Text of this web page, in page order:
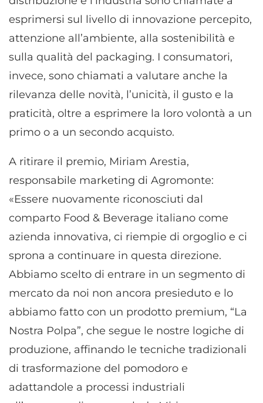
esprimersi sul livello di innovazione percepito,
attenzione all’ambiente, alla sostenibilità e
sulla qualità del packaging. I consumatori,
invece, sono chiamati a valutare anche la
rilevanza delle novità, l’unicità, il gusto e la
praticità, oltre a esprimere la loro volontà a un
primo o a un secondo acquisto.
A ritirare il premio, Miriam Arestia,
responsabile marketing di Agromonte:
«Essere nuovamente riconosciuti dal
comparto Food & Beverage italiano come
azienda innovativa, ci riempie di orgoglio e ci
sprona a continuare in questa direzione.
Abbiamo scelto di entrare in un segmento di
mercato da noi non ancora presieduto e lo
abbiamo fatto con un prodotto premium, “La
Nostra Polpa”, che segue le nostre logiche di
produzione, affinando le tecniche tradizionali
di trasformazione del pomodoro e
adattandole a processi industriali